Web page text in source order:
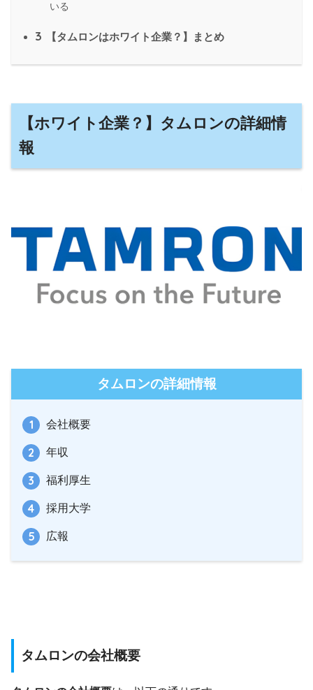
いる
3 【タムロンはホワイト企業？】まとめ
【ホワイト企業？】タムロンの詳細情
報
タムロンの詳細情報
会社概要
年収
福利厚生
採用大学
広報
タムロンの会社概要